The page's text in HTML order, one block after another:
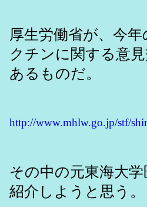
厚生労働省が、今
クチンに関する意
あるものだ。
http://www.mhlw.go.jp/stf/
その中の元東海大
紹介しようと思う。